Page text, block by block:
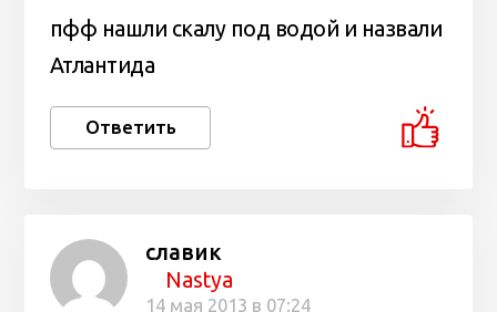
пфф нашли скалу под водой и назвали
Атлантида
Ответить
славик
Nastya
14 мая 2013 в 07:24